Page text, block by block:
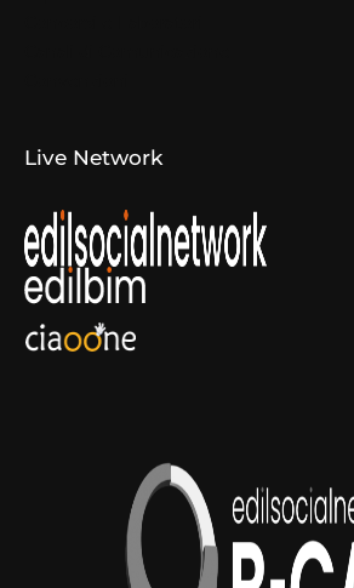
Live Network